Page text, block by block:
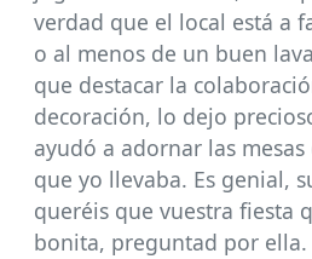
verdad que el local está a
o al menos de un buen
que destacar la
decoración, lo dejo
ayudó a adornar las
que yo llevaba. Es genial,
queréis que vuestra fiesta
bonita, preguntad por ella.